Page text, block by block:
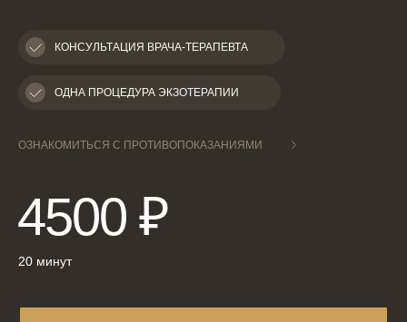
КОНСУЛЬТАЦИЯ ВРАЧА-ТЕРАПЕВТА
ОДНА ПРОЦЕДУРА ЭКЗОТЕРАПИИ
4500 ₽
20 минут
ОЗНАКОМИТЬСЯ С ПРОТИВОПОКАЗАНИЯМИ